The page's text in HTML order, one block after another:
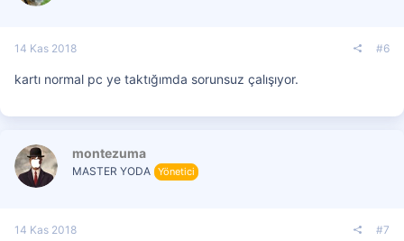
14 Kas 2018 #6
kartı normal pc ye taktığımda sorunsuz çalışıyor.
montezuma
MASTER YODA Yönetici
14 Kas 2018 #7